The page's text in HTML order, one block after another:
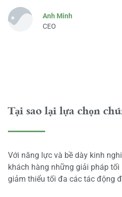
Anh Minh
CEO
Tại sao lại lựa chọn
Với năng lực và bề dày kinh
khách hàng những giải pháp
giảm thiểu tối đa các tác động